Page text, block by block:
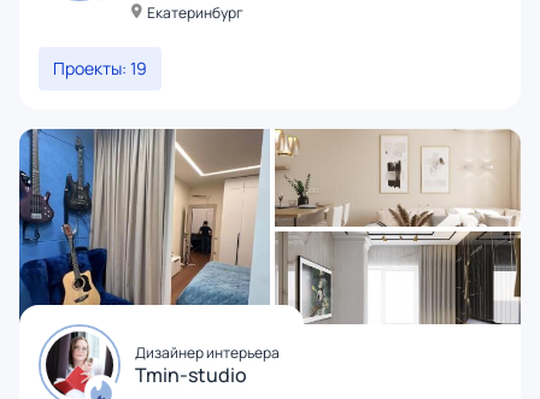
Екатеринбург
Проекты: 19
Дизайнер интерьера
Tmin-studio